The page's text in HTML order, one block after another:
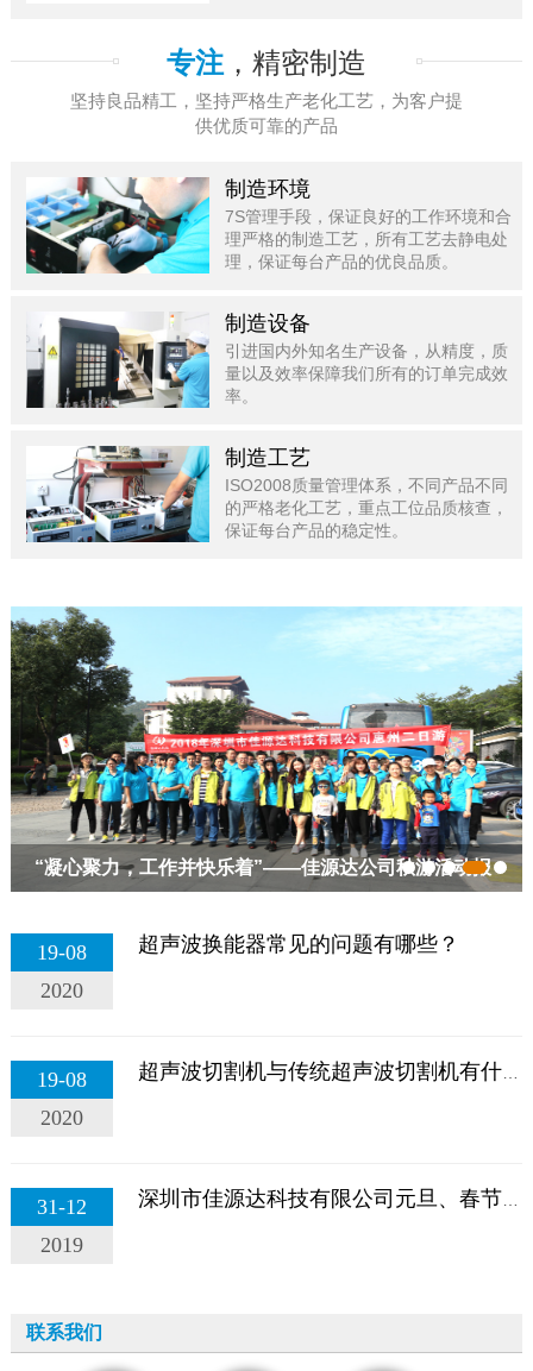
专注，精密制造
坚持良品精工，坚持严格生产老化工艺，为客户提
供优质可靠的产品
制造环境
7S管理手段，保证良好的工作环境和合
理严格的制造工艺，所有工艺去静电处
理，保证每台产品的优良品质。
制造设备
引进国内外知名生产设备，从精度，质
量以及效率保障我们所有的订单完成效
率。
制造工艺
ISO2008质量管理体系，不同产品不同
的严格老化工艺，重点工位品质核查，
保证每台产品的稳定性。
“凝心聚力，工作并快乐着”——佳源达公司秋游活动报
19-08
2020
超声波换能器常见的问题有哪些？
19-08
2020
31-12
2019
联系我们